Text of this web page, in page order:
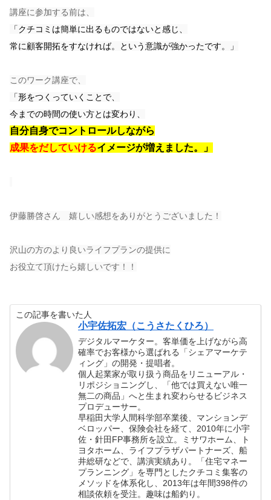
講座に参加する前は、
「クチコミは簡単に出るものではないと感じ、
常に顧客開拓をすなければ。という意識が強かったです。」
このワーク講座で、
「形をつくっていくことで、
今までの時間の使い方とは変わり、
自分自身でコントロールしながら
成果をだしていけるイメージが増えました。 」
伊藤勝啓さん 嬉しい感想をありがとうございました！
沢山の方のより良いライフプランの提供に
お役立て頂けたら嬉しいです！！
この記事を書いた人
小宇佐拓宏（こうさたくひろ）
デジタルマーケター。客単価を上げながら高
確率でお客様から選ばれる「シェアマーケテ
ィング」の開発・提唱者。
個人起業家が取り扱う商品をリニューアル・
リポジショニングし、「他では買えない唯一
無二の商品」へと生まれ変わらせるビジネス
プロデューサー。
早稲田大学人間科学部卒業後、マンションデ
ベロッパー、保険会社を経て、2010年に小宇
佐・針田FP事務所を設立。ミサワホーム、ト
ヨタホーム、ライフプラザパートナーズ、船
井総研などで、講演実績あり。「住宅マネー
プランニング」を専門としたクチコミ集客の
メソッドを体系化し、2013年は年間398件の
相談依頼を受注。趣味は船釣り。